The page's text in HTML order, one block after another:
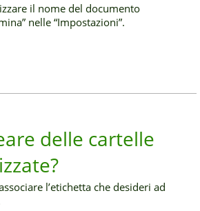
il nome del documento
nelle “Impostazioni”.
delle cartelle
l’etichetta che desideri ad